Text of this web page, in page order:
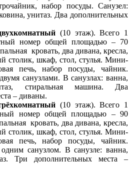
набор посуды. Санузел:
унитаз. Два дополнительных
(10 этаж). Всего 1
номер общей площадью – 70
кровать, два дивана, кресла,
столик, шкаф, стол, стулья. Мини-
печь, набор посуды, чайник.
санузлами. В санузлах: ванна,
стиральная машина. Два
– диваны.
(10 этаж). Всего 1
номер общей площадью – 90
кровать, два дивана, кресла,
столик, шкаф, стол, стулья. Мини-
печь, набор посуды, чайник.
санузлом. В санузле: ванна,
Три дополнительных места –